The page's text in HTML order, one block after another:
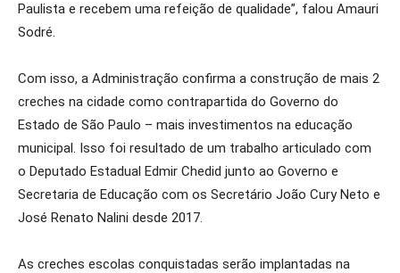
Paulista e recebem uma refeição de qualidade”, falou Amauri
Sodré.
Com isso, a Administração confirma a construção de mais 2
creches na cidade como contrapartida do Governo do
Estado de São Paulo – mais investimentos na educação
municipal. Isso foi resultado de um trabalho articulado com
o Deputado Estadual Edmir Chedid junto ao Governo e
Secretaria de Educação com os Secretário João Cury Neto e
José Renato Nalini desde 2017.
As creches escolas conquistadas serão implantadas na